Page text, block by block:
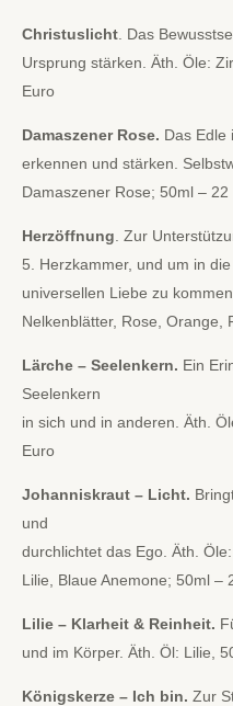
Christuslicht . Das
Ursprung stärken. Äth. Öle:
Euro
Damaszener Rose. Das Edle
erkennen und stärken.
Damaszener Rose; 50ml – 22
Herzöffnung . Zur
5. Herzkammer, und um in
universellen Liebe zu
Nelkenblätter, Rose, Orange,
Lärche – Seelenkern. Ein
Seelenkern
in sich und in anderen. Äth.
Euro
Johanniskraut – Licht.
und
durchlichtet das Ego. Äth.
Lilie, Blaue Anemone; 50ml –
Lilie – Klarheit & Reinheit.
und im Körper. Äth. Öl: Lilie,
Königskerze – Ich bin. Zur